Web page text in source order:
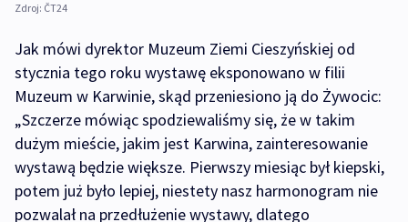
Zdroj: ČT24
Jak mówi dyrektor Muzeum Ziemi Cieszyńskiej od
stycznia tego roku wystawę eksponowano w filii
Muzeum w Karwinie, skąd przeniesiono ją do Żywocic:
„Szczerze mówiąc spodziewaliśmy się, że w takim
dużym mieście, jakim jest Karwina, zainteresowanie
wystawą będzie większe. Pierwszy miesiąc był kiepski,
potem już było lepiej, niestety nasz harmonogram nie
pozwalał na przedłużenie wystawy, dlatego